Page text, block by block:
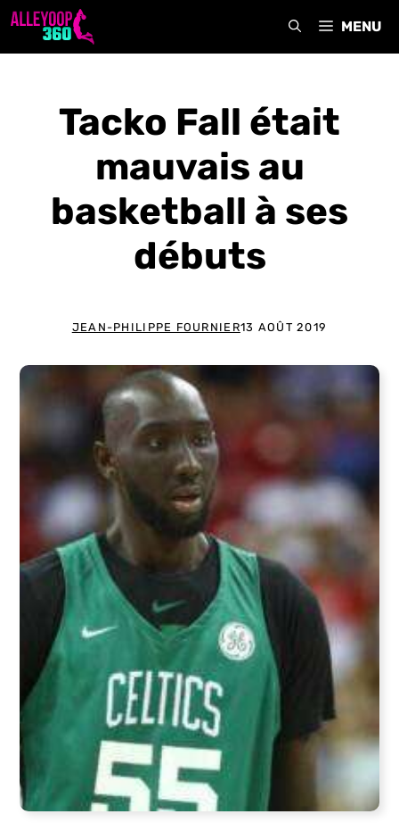
Aller
MENU
Tacko Fall était
mauvais au
basketball à ses
débuts
JEAN-PHILIPPE FOURNIER13 AOÛT 2019